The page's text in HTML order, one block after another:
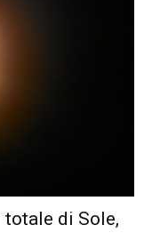
totale di Sole,